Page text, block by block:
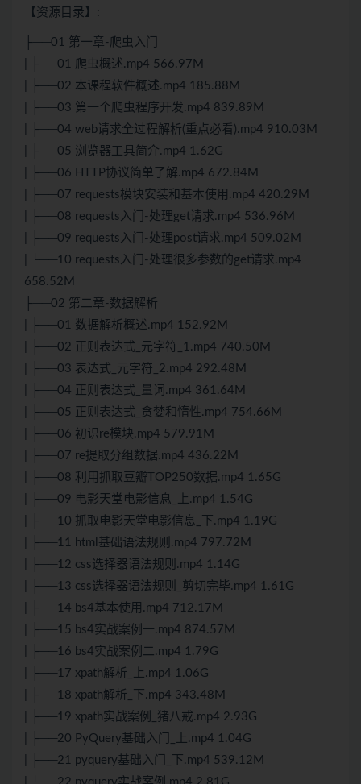
【资源目录】:
├──01 第一章-爬虫入门
| ├──01 爬虫概述.mp4 566.97M
| ├──02 本课程软件概述.mp4 185.88M
| ├──03 第一个爬虫程序开发.mp4 839.89M
| ├──04 web请求全过程解析(重点必看).mp4 910.03M
| ├──05 浏览器工具简介.mp4 1.62G
| ├──06 HTTP协议简单了解.mp4 672.84M
| ├──07 requests模块安装和基本使用.mp4 420.29M
| ├──08 requests入门-处理get请求.mp4 536.96M
| ├──09 requests入门-处理post请求.mp4 509.02M
| └──10 requests入门-处理很多参数的get请求.mp4
658.52M
├──02 第二章-数据解析
| ├──01 数据解析概述.mp4 152.92M
| ├──02 正则表达式_元字符_1.mp4 740.50M
| ├──03 表达式_元字符_2.mp4 292.48M
| ├──04 正则表达式_量词.mp4 361.64M
| ├──05 正则表达式_贪婪和惰性.mp4 754.66M
| ├──06 初识re模块.mp4 579.91M
| ├──07 re提取分组数据.mp4 436.22M
| ├──08 利用抓取豆瓣TOP250数据.mp4 1.65G
| ├──09 电影天堂电影信息_上.mp4 1.54G
| ├──10 抓取电影天堂电影信息_下.mp4 1.19G
| ├──11 html基础语法规则.mp4 797.72M
| ├──12 css选择器语法规则.mp4 1.14G
| ├──13 css选择器语法规则_剪切完毕.mp4 1.61G
| ├──14 bs4基本使用.mp4 712.17M
| ├──15 bs4实战案例一.mp4 874.57M
| ├──16 bs4实战案例二.mp4 1.79G
| ├──17 xpath解析_上.mp4 1.06G
| ├──18 xpath解析_下.mp4 343.48M
| ├──19 xpath实战案例_猪八戒.mp4 2.93G
| ├──20 PyQuery基础入门_上.mp4 1.04G
| ├──21 pyquery基础入门_下.mp4 539.12M